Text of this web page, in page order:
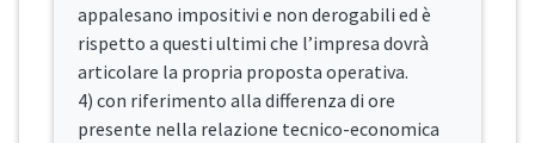
appalesano impositivi e non derogabili ed è
rispetto a questi ultimi che l’impresa dovrà
articolare la propria proposta operativa.
4) con riferimento alla differenza di ore
presente nella relazione tecnico-economica